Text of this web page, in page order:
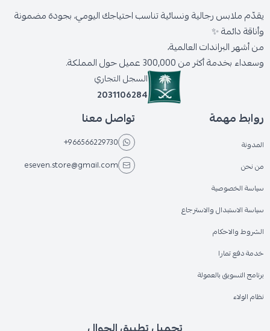
يقدّم ملابس رجالية ونسائية تناسب احتياجك اليومي، بجودة مضمونة
وأناقة دائمة ✨
من أشهر البراندات العالمية،
وسعداء بخدمة أكثر من 300,000 عميل حول المملكة.
السجل التجاري
2031106284
روابط مهمة
المدونة
من نحن
سياسة الخصوصية
سياسة الاستبدال والاسترجاع
الشروط والاحكام
خدمة دفع تمارا
برنامج التسويق بالعمولة
نظام الولاء
تواصل معنا
+966566229730
eseven.store@gmail.com